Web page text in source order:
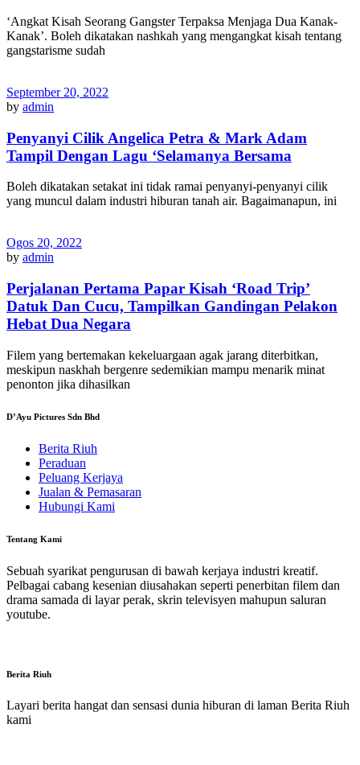
‘Angkat Kisah Seorang Gangster Terpaksa Menjaga Dua Kanak-
Kanak’. Boleh dikatakan nashkah yang mengangkat kisah tentang
gangstarisme sudah
September 20, 2022
by admin
Penyanyi Cilik Angelica Petra & Mark Adam
Tampil Dengan Lagu ‘Selamanya Bersama
Boleh dikatakan setakat ini tidak ramai penyanyi-penyanyi cilik
yang muncul dalam industri hiburan tanah air. Bagaimanapun, ini
Ogos 20, 2022
by admin
Perjalanan Pertama Papar Kisah ‘Road Trip’
Datuk Dan Cucu, Tampilkan Gandingan Pelakon
Hebat Dua Negara
Filem yang bertemakan kekeluargaan agak jarang diterbitkan,
meskipun naskhah bergenre sedemikian mampu menarik minat
penonton jika dihasilkan
D’Ayu Pictures Sdn Bhd
Berita Riuh
Peraduan
Peluang Kerjaya
Jualan & Pemasaran
Hubungi Kami
Tentang Kami
Sebuah syarikat pengurusan di bawah kerjaya industri kreatif.
Pelbagai cabang kesenian diusahakan seperti penerbitan filem dan
drama samada di layar perak, skrin televisyen mahupun saluran
youtube.
Berita Riuh
Layari berita hangat dan sensasi dunia hiburan di laman Berita Riuh
kami